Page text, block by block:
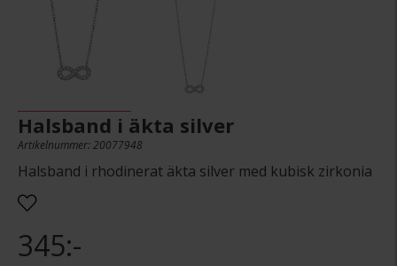
Halsband i äkta silver
Artikelnummer: 20077948
Halsband i rhodinerat äkta silver med kubisk zirkonia
345:-